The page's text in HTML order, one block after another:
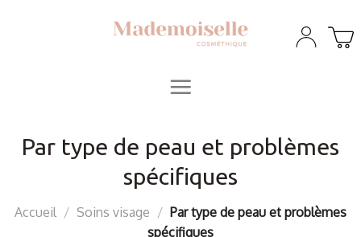
Par type de peau et problèmes
spécifiques
Accueil / Soins visage / Par type de peau et problèmes
spécifiques